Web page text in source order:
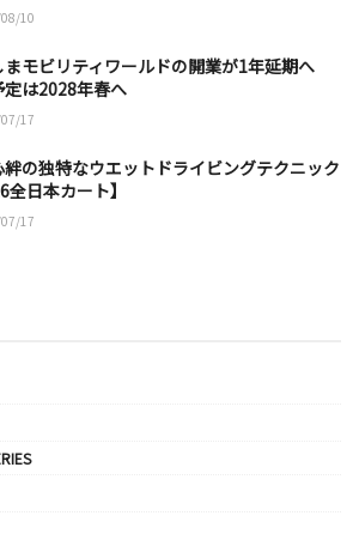
10
まモビリティワールドの開業が1年延期へ
定は2028年春へ
17
の独特なウエットドライビングテクニック
全日本カート】
17